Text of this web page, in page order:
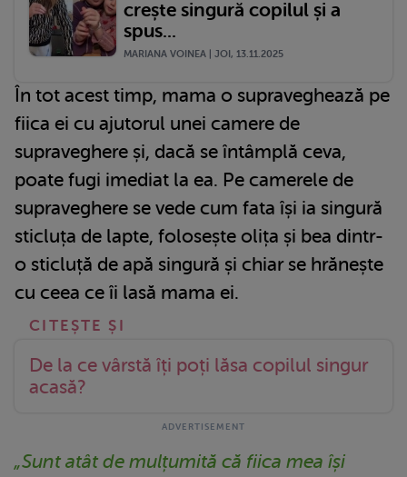
crește singură copilul și a
spus...
MARIANA VOINEA | JOI, 13.11.2025
În tot acest timp, mama o supraveghează pe
fiica ei cu ajutorul unei camere de
supraveghere și, dacă se întâmplă ceva,
poate fugi imediat la ea. Pe camerele de
supraveghere se vede cum fata își ia singură
sticluța de lapte, folosește olița și bea dintr-
o sticluță de apă singură și chiar se hrănește
cu ceea ce îi lasă mama ei.
De la ce vârstă îți poți lăsa copilul singur
acasă?
„Sunt atât de mulțumită că fiica mea își